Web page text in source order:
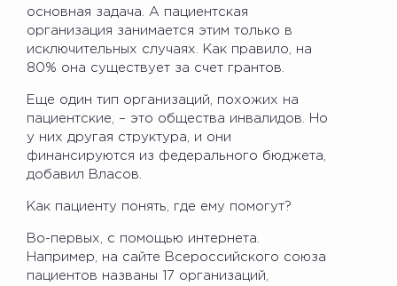
основная задача. А пациентская
организация занимается этим только в
исключительных случаях. Как правило, на
80% она существует за счет грантов.
Еще один тип организаций, похожих на
пациентские, – это общества инвалидов. Но
у них другая структура, и они
финансируются из федерального бюджета,
добавил Власов.
Как пациенту понять, где ему помогут?
Во-первых, с помощью интернета.
Например, на сайте Всероссийского союза
пациентов названы 17 организаций,